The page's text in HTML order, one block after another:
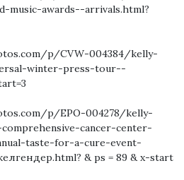
music-awards--arrivals.html?
p/CVW-004384/kelly-
winter-press-tour--
p/EPO-004278/kelly-
cancer-center-
taste-for-a-cure-event-
& ps = 89 & x-start